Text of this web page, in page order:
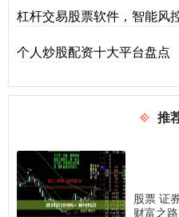
杠杆交易股票软件，智能风
个人炒股配资十大平台盘点
推
股票 证
财富之路